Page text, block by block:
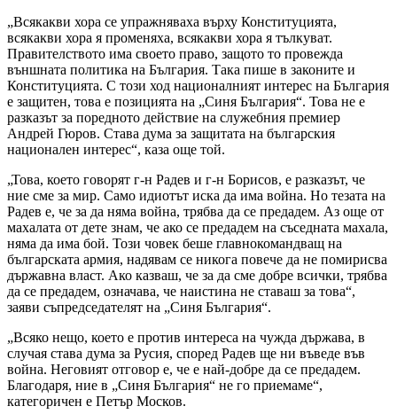
„Всякакви хора се упражняваха върху Конституцията,
всякакви хора я променяха, всякакви хора я тълкуват.
Правителството има своето право, защото то провежда
външната политика на България. Така пише в законите и
Конституцията. С този ход националният интерес на България
е защитен, това е позицията на „Синя България“. Това не е
разказът за поредното действие на служебния премиер
Андрей Гюров. Става дума за защитата на българския
национален интерес“, каза още той.
„Това, което говорят г-н Радев и г-н Борисов, е разказът, че
ние сме за мир. Само идиотът иска да има война. Но тезата на
Радев е, че за да няма война, трябва да се предадем. Аз още от
махалата от дете знам, че ако се предадем на съседната махала,
няма да има бой. Този човек беше главнокомандващ на
българската армия, надявам се никога повече да не помирисва
държавна власт. Ако казваш, че за да сме добре всички, трябва
да се предадем, означава, че наистина не ставаш за това“,
заяви съпредседателят на „Синя България“.
„Всяко нещо, което е против интереса на чужда държава, в
случая става дума за Русия, според Радев ще ни въведе във
война. Неговият отговор е, че е най-добре да се предадем.
Благодаря, ние в „Синя България“ не го приемаме“,
категоричен е Петър Москов.